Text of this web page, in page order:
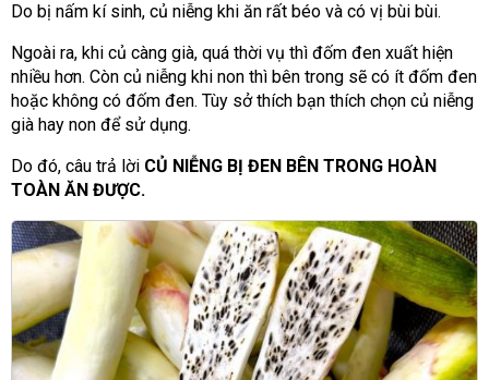
Do bị nấm kí sinh, củ niễng khi ăn rất béo và có vị bùi bùi.
Ngoài ra, khi củ càng già, quá thời vụ thì đốm đen xuất hiện
nhiều hơn. Còn củ niễng khi non thì bên trong sẽ có ít đốm đen
hoặc không có đốm đen. Tùy sở thích bạn thích chọn củ niễng
già hay non để sử dụng.
Do đó, câu trả lời CỦ NIỄNG BỊ ĐEN BÊN TRONG HOÀN
TOÀN ĂN ĐƯỢC.